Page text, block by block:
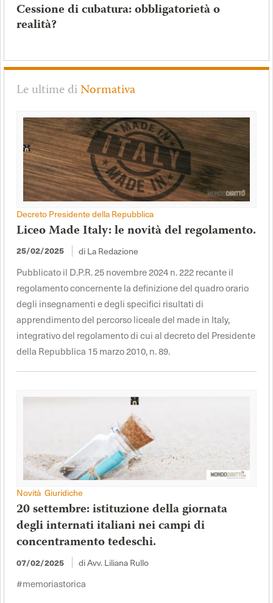
Cessione di cubatura: obbligatorietà o
realità?
Le ultime diNormativa
Decreto Presidente della Repubblica
Liceo Made Italy: le novità del regolamento.
25/02/2025 di La Redazione
Pubblicato il D.P.R. 25 novembre 2024 n. 222 recante il
regolamento concernente la definizione del quadro orario
degli insegnamenti e degli specifici risultati di
apprendimento del percorso liceale del made in Italy,
integrativo del regolamento di cui al decreto del Presidente
della Repubblica 15 marzo 2010, n. 89.
Novità Giuridiche
20 settembre: istituzione della giornata
degli internati italiani nei campi di
concentramento tedeschi.
07/02/2025 di Avv. Liliana Rullo
#memoriastorica